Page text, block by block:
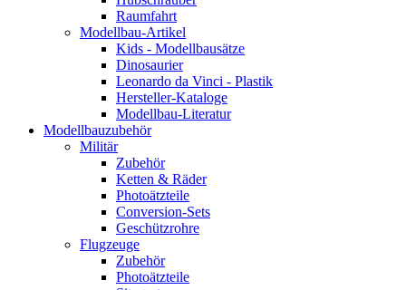
Raumfahrt
Modellbau-Artikel
Kids - Modellbausätze
Dinosaurier
Leonardo da Vinci - Plastik
Hersteller-Kataloge
Modellbau-Literatur
Modellbauzubehör
Militär
Zubehör
Ketten & Räder
Photoätzteile
Conversion-Sets
Geschützrohre
Flugzeuge
Zubehör
Photoätzteile